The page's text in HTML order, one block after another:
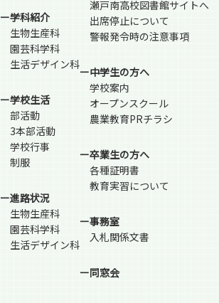
ー学科紹介
生物生産科
園芸科学科
生活デザイン科
ー学校生活
部活動
3本部活動
学校行事
制服
ー進路状況
生物生産科
園芸科学科
生活デザイン科
瀬戸南高校図書館サイトへ
出席停止について
警報発令時の注意事項
ー中学生の方へ
学校案内
オープンスクール
農業教育PRチラシ
ー卒業生の方へ
各種証明書
教育実習について
ー事務室
入札関係文書
ー同窓会